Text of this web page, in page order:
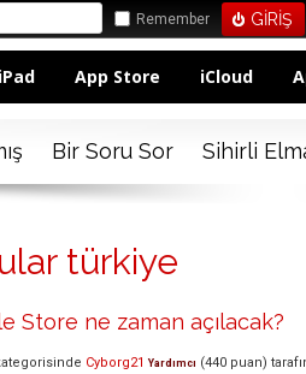
Remember
App Store iCloud
Bir Soru Sor Sihirli
türkiye
Store ne zaman açılacak?
Cyborg21 Yardımcı (440 puan)